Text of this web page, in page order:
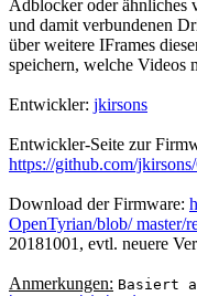
Entwickler: jkirsons
Entwickler-Seite zur
https://github.com/
Download der Firmware:
OpenTyrian/blob/ master/
20181001, evtl. neuere
Anmerkungen: Basiert